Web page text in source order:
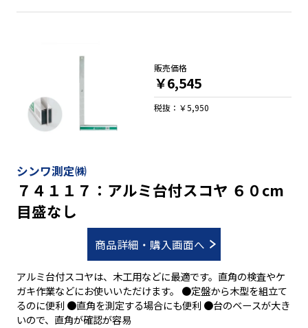
シンワ測定㈱
７４１１７：アルミ台付スコヤ ６０cm
目盛なし
商品詳細・購入画面へ
アルミ台付スコヤは、木工用などに最適です。直角の検査やケ
ガキ作業などにお使いいただけます。 ●定盤から木型を組立て
るのに便利 ●直角を測定する場合にも便利 ●台のベースが大き
いので、直角が確認が容易
販売価格
￥6,545
税抜：￥5,950